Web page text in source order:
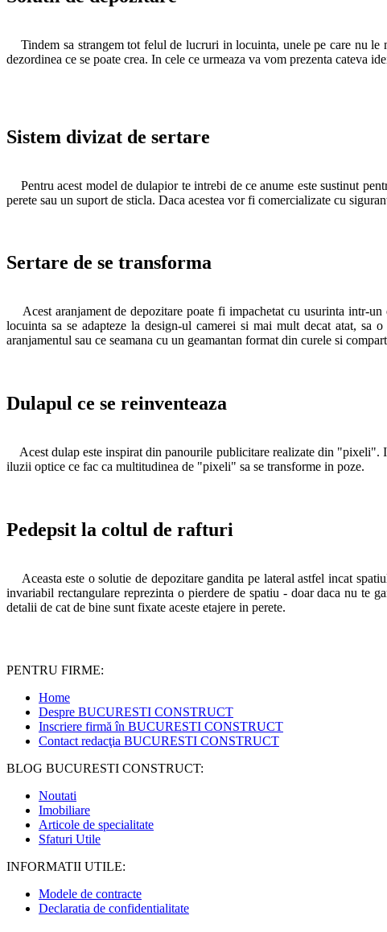
Tindem sa strangem tot felul de lucruri in locuinta, unele pe care nu le
dezordinea ce se poate crea. In cele ce urmeaza va vom prezenta cateva
Sistem divizat de sertare
Pentru acest model de dulapior te intrebi de ce anume este sustinut
perete sau un suport de sticla. Daca acestea vor fi comercializate cu
Sertare de se transforma
Acest aranjament de depozitare poate fi impachetat cu usurinta intr-
locuinta sa se adapteze la design-ul camerei si mai mult decat atat, sa
aranjamentul sau ce seamana cu un geamantan format din curele si
Dulapul ce se reinventeaza
Acest dulap este inspirat din panourile publicitare realizate din "pixeli".
iluzii optice ce fac ca multitudinea de "pixeli" sa se transforme in poze.
Pedepsit la coltul de rafturi
Aceasta este o solutie de depozitare gandita pe lateral astfel incat
invariabil rectangulare reprezinta o pierdere de spatiu - doar daca nu te
detalii de cat de bine sunt fixate aceste etajere in perete.
PENTRU FIRME:
Home
Despre BUCURESTI CONSTRUCT
Inscriere firmă în BUCURESTI CONSTRUCT
Contact redacţia BUCURESTI CONSTRUCT
BLOG BUCURESTI CONSTRUCT:
Noutati
Imobiliare
Articole de specialitate
Sfaturi Utile
INFORMATII UTILE:
Modele de contracte
Declaratia de confidentialitate